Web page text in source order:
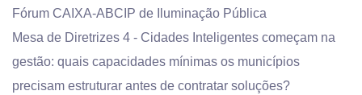
Fórum CAIXA-ABCIP de Iluminação Pública
Mesa de Diretrizes 4 - Cidades Inteligentes começam na
gestão: quais capacidades mínimas os municípios
precisam estruturar antes de contratar soluções?